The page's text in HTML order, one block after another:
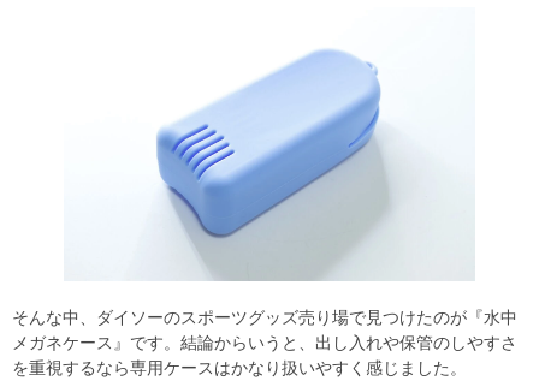
そんな中、ダイソーのスポーツグッズ売り場で見つけたのが『水中
メガネケース』です。結論からいうと、出し入れや保管のしやすさ
を重視するなら専用ケースはかなり扱いやすく感じました。